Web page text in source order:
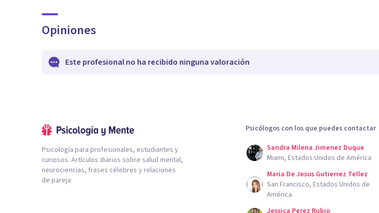
Opiniones
Este profesional no ha recibido ninguna valoración
Psicología para profesionales, estudiantes y
curiosos. Artículos diarios sobre salud mental,
neurociencias, frases célebres y relaciones
de pareja.
Psicólogos con los que puedes contactar
Sandra Milena Jimenez Duque
Miami, Estados Unidos de América
Maria De Jesus Gutierrez Tellez
San Francisco, Estados Unidos de
América
Jessica Perez Rubio